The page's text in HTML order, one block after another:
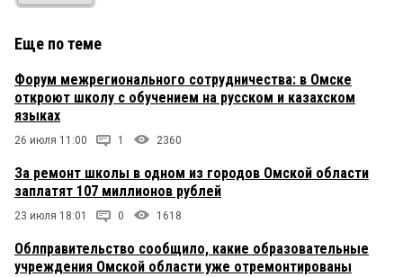
Еще по теме
Форум межрегионального сотрудничества: в Омске
откроют школу с обучением на русском и казахском
языках
26 июля 11:00 1 2360
За ремонт школы в одном из городов Омской области
заплатят 107 миллионов рублей
23 июля 18:01 0 1618
Облправительство сообщило, какие образовательные
учреждения Омской области уже отремонтированы